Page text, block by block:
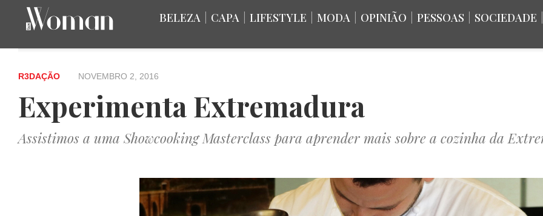
BELEZA CAPA LIFESTYLE MODA OPINIÃO PESSOAS SOCIEDADE
R3DAÇÃO NOVEMBRO 2, 2016
Experimenta Extremadura
Assistimos a uma Showcooking Masterclass para aprender mais sobre a cozinha da